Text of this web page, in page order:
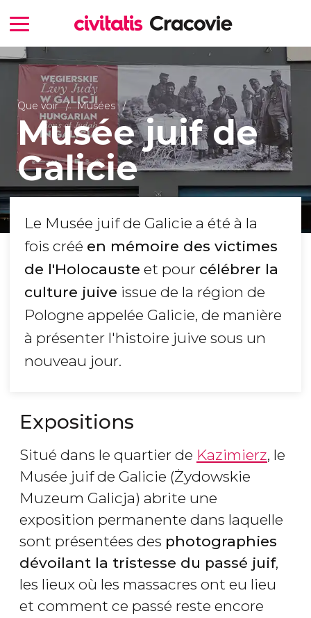
Que voir Musées
Musée juif de
Galicie
Le Musée juif de Galicie a été à la
fois créé en mémoire des victimes
de l'Holocauste et pour célébrer la
culture juive issue de la région de
Pologne appelée Galicie, de manière
à présenter l'histoire juive sous un
nouveau jour.
Expositions
Situé dans le quartier de Kazimierz, le
Musée juif de Galicie (Żydowskie
Muzeum Galicja) abrite une
exposition permanente dans laquelle
sont présentées des photographies
dévoilant la tristesse du passé juif,
les lieux où les massacres ont eu lieu
et comment ce passé reste encore